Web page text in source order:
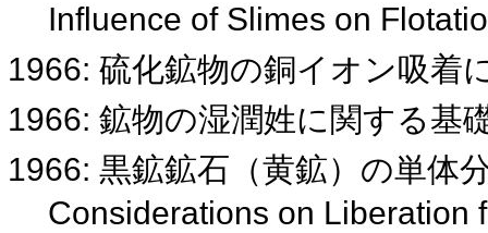
Influence of Slimes on
1966: 硫化鉱物の銅イオン吸着
1966: 鉱物の湿潤姓に関する基
1966: 黒鉱鉱石（黄鉱）の単体
Considerations on Liberation